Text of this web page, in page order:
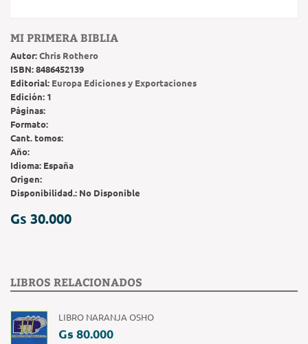
MI PRIMERA BIBLIA
Autor:Chris Rothero
ISBN:8486452139
Editorial: Europa Ediciones y Exportaciones
Edición: 1
Páginas:
Formato:
Cant. tomos:
Año:
Idioma: España
Origen:
Disponibilidad.: No Disponible
Gs 30.000
LIBROS RELACIONADOS
LIBRO NARANJA OSHO
Gs 80.000